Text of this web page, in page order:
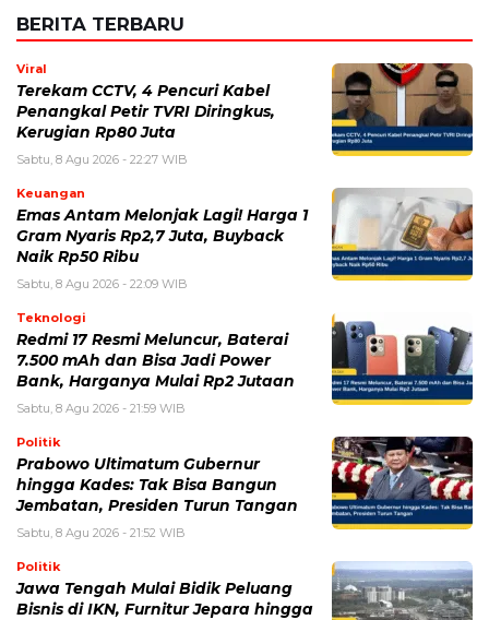
BERITA TERBARU
Viral
Terekam CCTV, 4 Pencuri Kabel
Penangkal Petir TVRI Diringkus,
Kerugian Rp80 Juta
Sabtu, 8 Agu 2026 - 22:27 WIB
Keuangan
Emas Antam Melonjak Lagi! Harga 1
Gram Nyaris Rp2,7 Juta, Buyback
Naik Rp50 Ribu
Sabtu, 8 Agu 2026 - 22:09 WIB
Teknologi
Redmi 17 Resmi Meluncur, Baterai
7.500 mAh dan Bisa Jadi Power
Bank, Harganya Mulai Rp2 Jutaan
Sabtu, 8 Agu 2026 - 21:59 WIB
Politik
Prabowo Ultimatum Gubernur
hingga Kades: Tak Bisa Bangun
Jembatan, Presiden Turun Tangan
Sabtu, 8 Agu 2026 - 21:52 WIB
Politik
Jawa Tengah Mulai Bidik Peluang
Bisnis di IKN, Furnitur Jepara hingga